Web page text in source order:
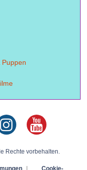
Puppen
Rechte vorbehalten.
Cookie-